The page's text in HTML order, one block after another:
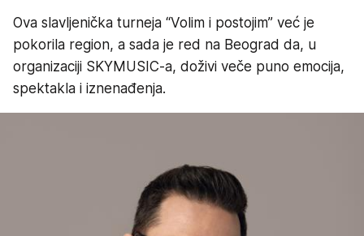
Ova slavljenička turneja “Volim i postojim” već je
pokorila region, a sada je red na Beograd da, u
organizaciji SKYMUSIC-a, doživi veče puno emocija,
spektakla i iznenađenja.